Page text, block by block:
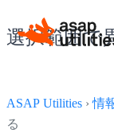
選択範囲で
ASAP Utilities ›情
る